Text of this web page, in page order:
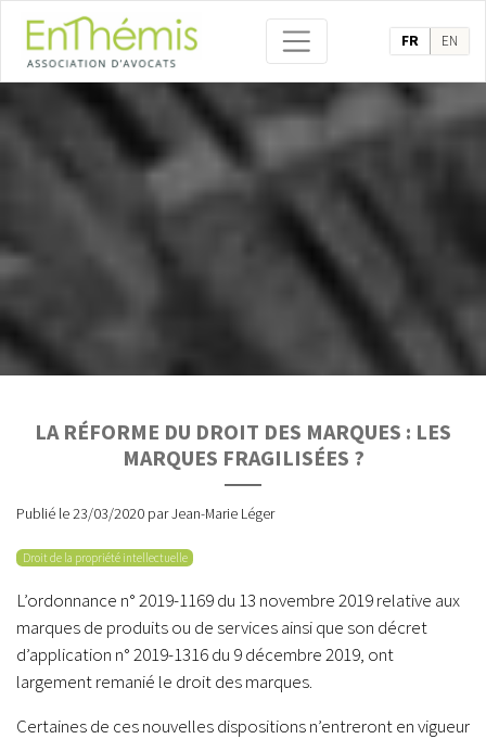
FR EN
LA RÉFORME DU DROIT DES MARQUES : LES
MARQUES FRAGILISÉES ?
Publié le 23/03/2020 par Jean-Marie Léger
Droit de la propriété intellectuelle
L’ordonnance n° 2019-1169 du 13 novembre 2019 relative aux
marques de produits ou de services ainsi que son décret
d’application n° 2019-1316 du 9 décembre 2019, ont
largement remanié le droit des marques.
Certaines de ces nouvelles dispositions n’entreront en vigueur